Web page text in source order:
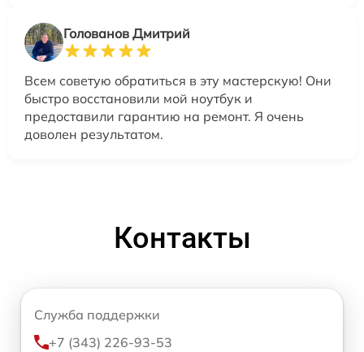
Голованов Дмитрий
Всем советую обратиться в эту мастерскую! Они
быстро восстановили мой ноутбук и
предоставили гарантию на ремонт. Я очень
доволен результатом.
Контакты
Служба поддержки
+7 (343) 226-93-53